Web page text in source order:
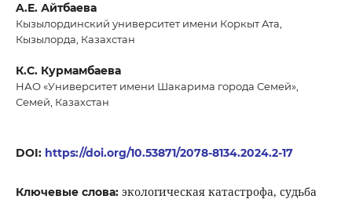
A.E. Айтбаева
Кызылординский университет имени Коркыт Ата,
Кызылорда, Казахстан
К.С. Курмамбаева
НАО «Университет имени Шакарима города Семей»,
Семей, Казахстан
DOI: https://doi.org/10.53871/2078-8134.2024.2-17
Ключевые слова: экологическая катастрофа, судьба